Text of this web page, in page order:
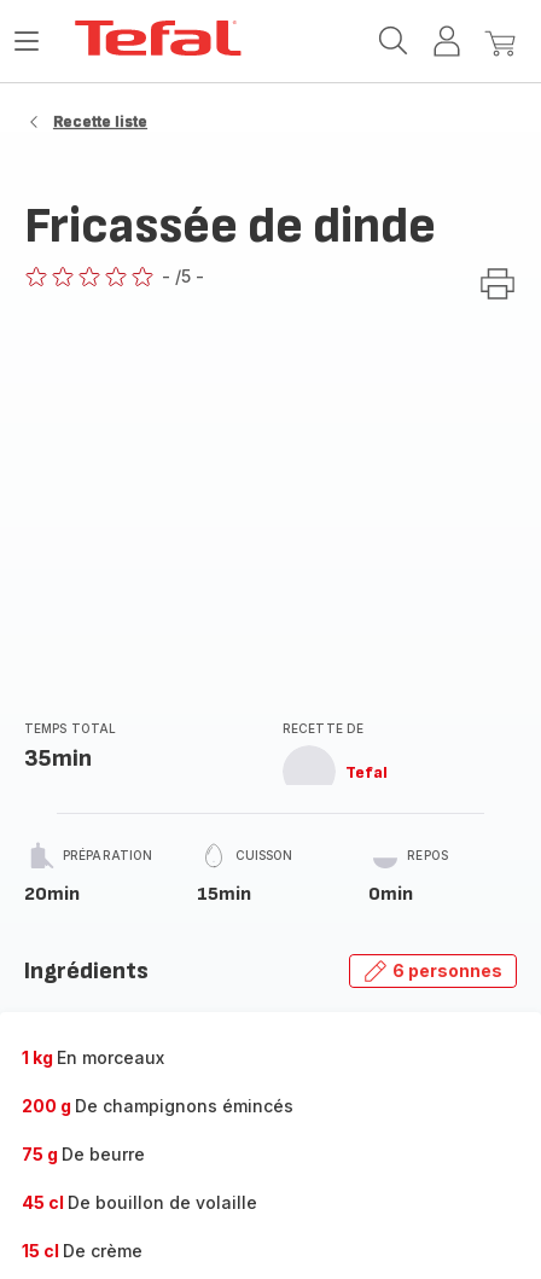
MonMon
Ouvrir
Recette liste
Fricassée de dinde
- /5 -
TEMPS TOTAL
35min
RECETTE DE
Tefal
PRÉPARATION
20min
CUISSON
15min
REPOS
0min
Ingrédients 6 personnes
1 kg En morceaux
200 g De champignons émincés
75 g De beurre
45 cl De bouillon de volaille
15 cl De crème